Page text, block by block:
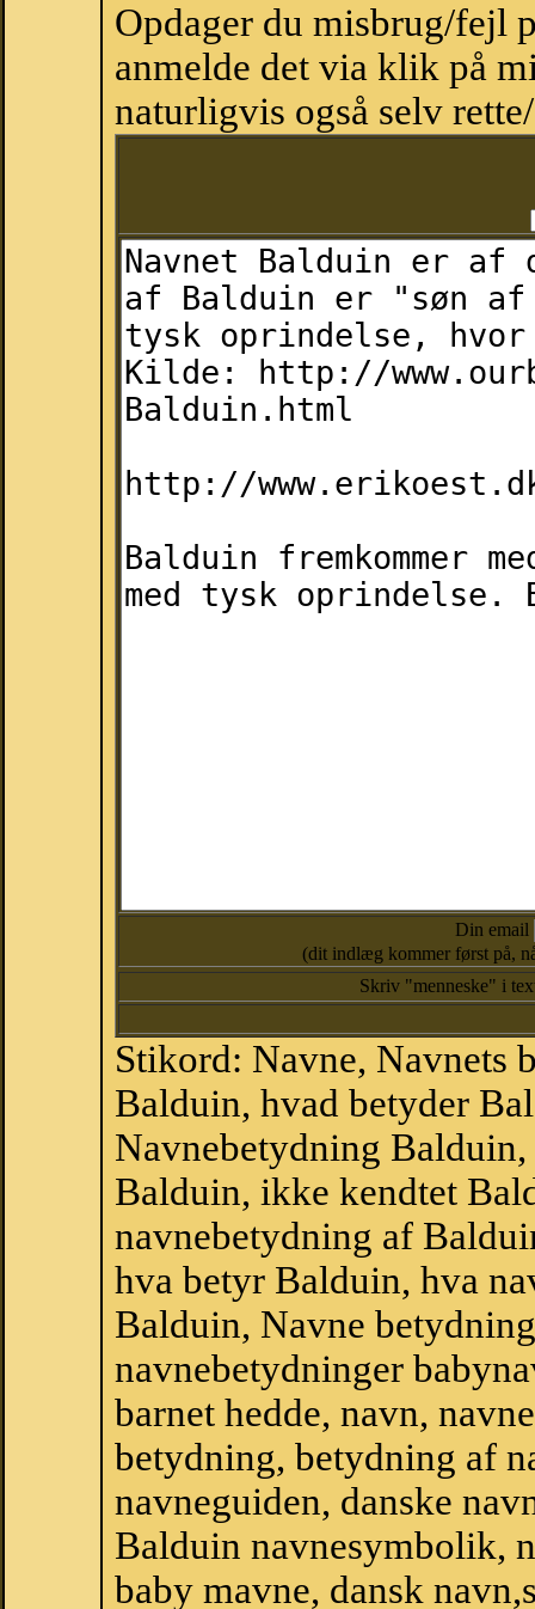
Opdager du misbrug/fejl
anmelde det via klik på
naturligvis også selv
Din email
(dit indlæg kommer først på,
Skriv "menneske" i
Stikord: Navne, Navnets
Balduin, hvad betyder
Navnebetydning
Balduin, ikke kendtet
navnebetydning af
hva betyr Balduin, hva
Balduin, Navne
navnebetydninger
barnet hedde, navn,
betydning, betydning af
navneguiden, danske
Balduin navnesymbolik,
baby mavne, dansk